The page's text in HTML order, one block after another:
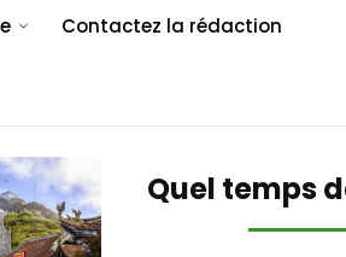
Contactez la rédaction
Quel temps